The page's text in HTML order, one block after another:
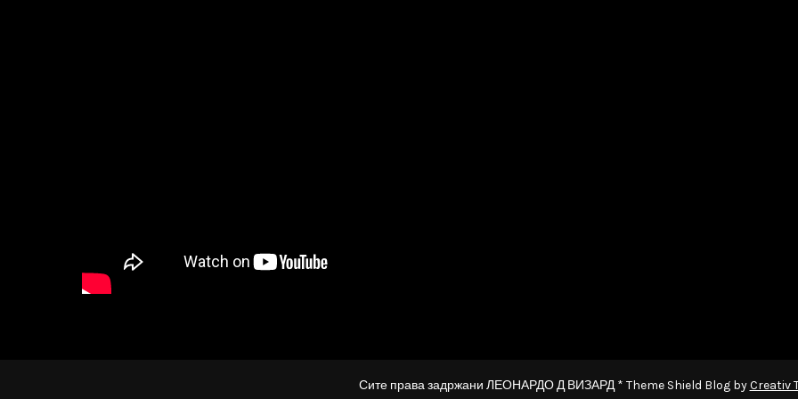
Сите права задржани ЛЕОНАРДО Д ВИЗАРД * Theme Shield Blog byCreativ